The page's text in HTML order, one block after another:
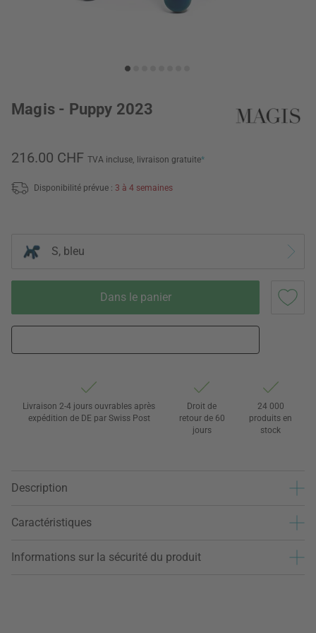
Magis - Puppy 2023
216.00 CHF TVA incluse, livraison gratuite*
Disponibilité prévue : 3 à 4 semaines
S, bleu
Dans le panier
Livraison 2-4 jours ouvrables après
expédition de DE par Swiss Post
Droit de
retour de 60
jours
24 000
produits en
stock
Description
Caractéristiques
Informations sur la sécurité du produit